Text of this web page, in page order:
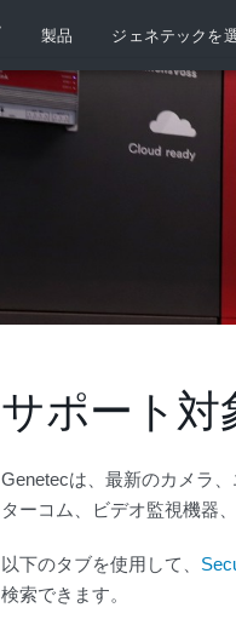
製品 ジェネテックを
サポート対
Genetecは、最新のカメラ
ターコム、ビデオ監視機器
以下のタブを使用して、
検索できます。